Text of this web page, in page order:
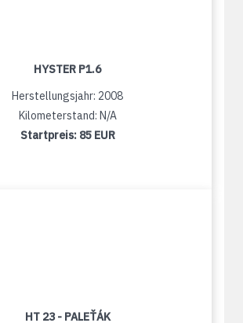
HYSTER P1.6
Herstellungsjahr: 2008
Kilometerstand: N/A
Startpreis: 85 EUR
HT 23 - PALEŤÁK